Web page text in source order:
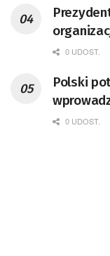
0 UDOST.
Polski
0 UDOST.